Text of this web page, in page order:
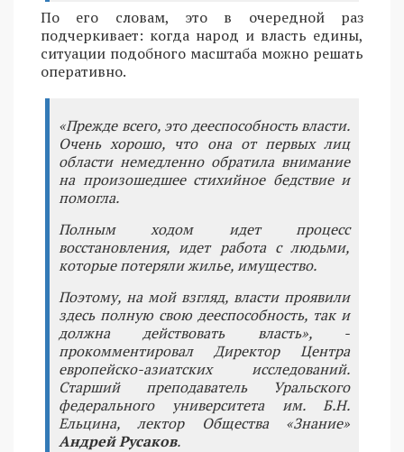
По его словам, это в очередной раз
подчеркивает: когда народ и власть едины,
ситуации подобного масштаба можно решать
оперативно.
«Прежде всего, это дееспособность власти.
Очень хорошо, что она от первых лиц
области немедленно обратила внимание
на произошедшее стихийное бедствие и
помогла.
Полным ходом идет процесс
восстановления, идет работа с людьми,
которые потеряли жилье, имущество.
Поэтому, на мой взгляд, власти проявили
здесь полную свою дееспособность, так и
должна действовать власть», -
прокомментировал Директор Центра
европейско-азиатских исследований.
Старший преподаватель Уральского
федерального университета им. Б.Н.
Ельцина, лектор Общества «Знание»
Андрей Русаков.